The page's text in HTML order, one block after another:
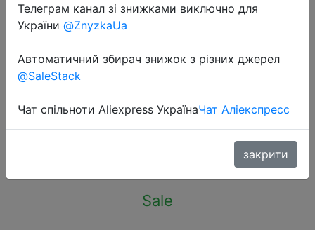
2022-11-13
3M LED Fairy Lights Garland Led
Festoon Curtain Lamp Remote
Control USB Curtains String Lights
Sale
Телеграм канал зі знижками виключно для
України @ZnyzkaUa
Автоматичний збирач знижок з різних джерел
@SaleStack
Чат спільноти Aliexpress УкраїнаЧат Аліекспресс
закрити